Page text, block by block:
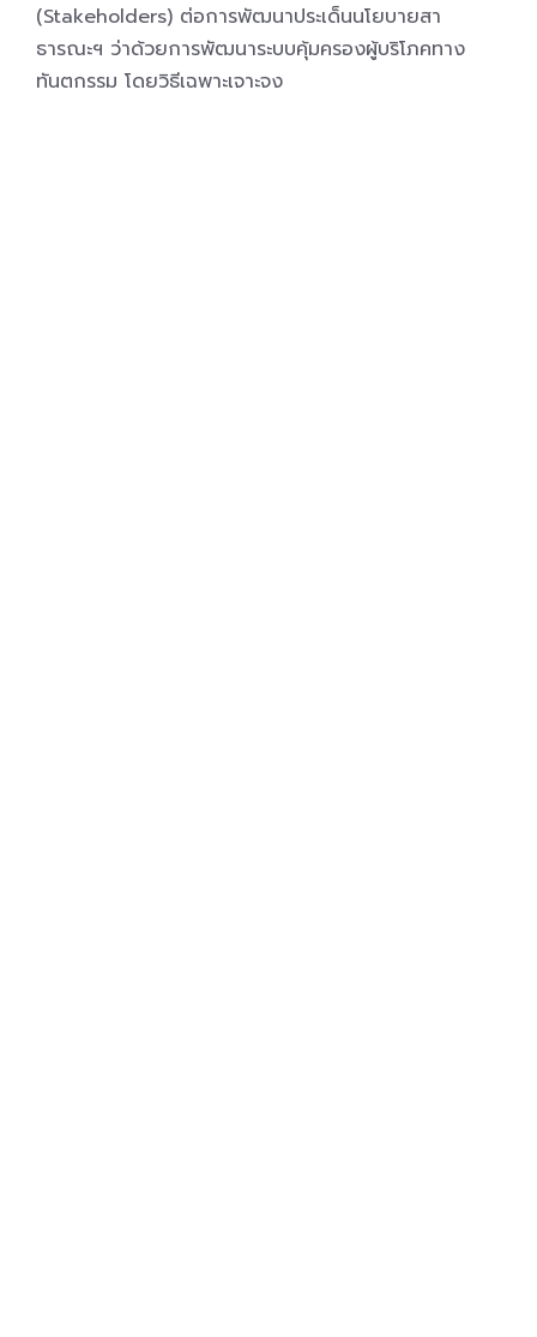
(Stakeholders) ต่อการพัฒนาประเด็นนโยบายสา
ธารณะฯ ว่าด้วยการพัฒนาระบบคุ้มครองผู้บริโภคทาง
ทันตกรรม โดยวิธีเฉพาะเจาะจง